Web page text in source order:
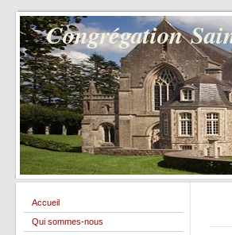
Congrégation
Accueil
Qui sommes-nous